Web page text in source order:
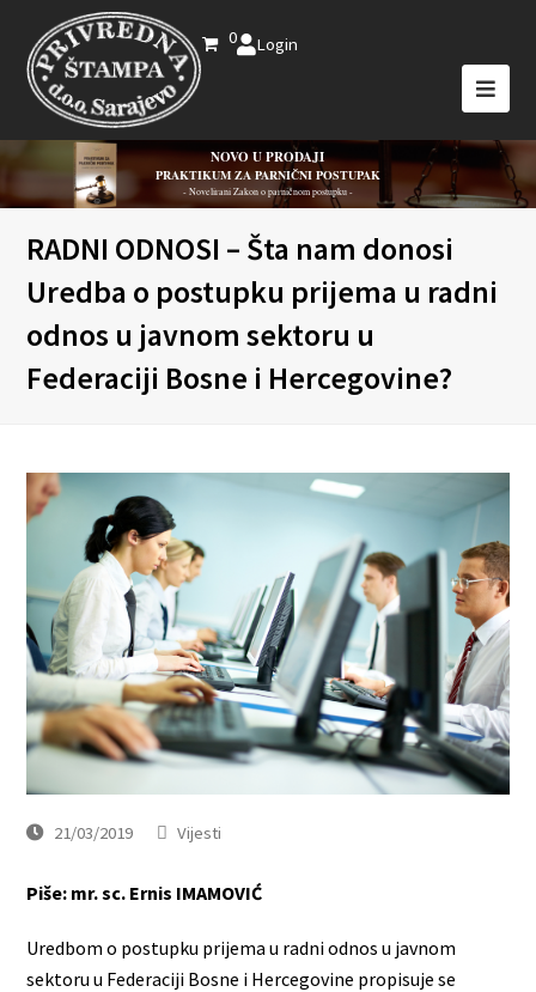
0 Login
NOVO U PRODAJI
PRAKTIKUM ZA PARNIČNI POSTUPAK
- Novelirani Zakon o parničnom postupku -
RADNI ODNOSI – Šta nam donosi
Uredba o postupku prijema u radni
odnos u javnom sektoru u
Federaciji Bosne i Hercegovine?
21/03/2019 Vijesti
Piše: mr. sc. Ernis IMAMOVIĆ
Uredbom o postupku prijema u radni odnos u javnom
sektoru u Federaciji Bosne i Hercegovine propisuje se